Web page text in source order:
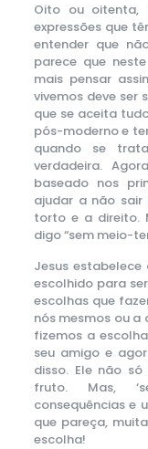
Oito ou oitenta,
expressões que
entender que
parece que
mais pensar
vivemos deve ser
que se aceita
pós-moderno e
quando se
verdadeira.
baseado nos
ajudar a não
torto e a direito.
digo “sem meio-
Jesus
escolhido para
escolhas que
nós mesmos ou a
fizemos a
seu amigo e
disso. Ele não
fruto. Mas,
consequências e
que pareça,
escolha!